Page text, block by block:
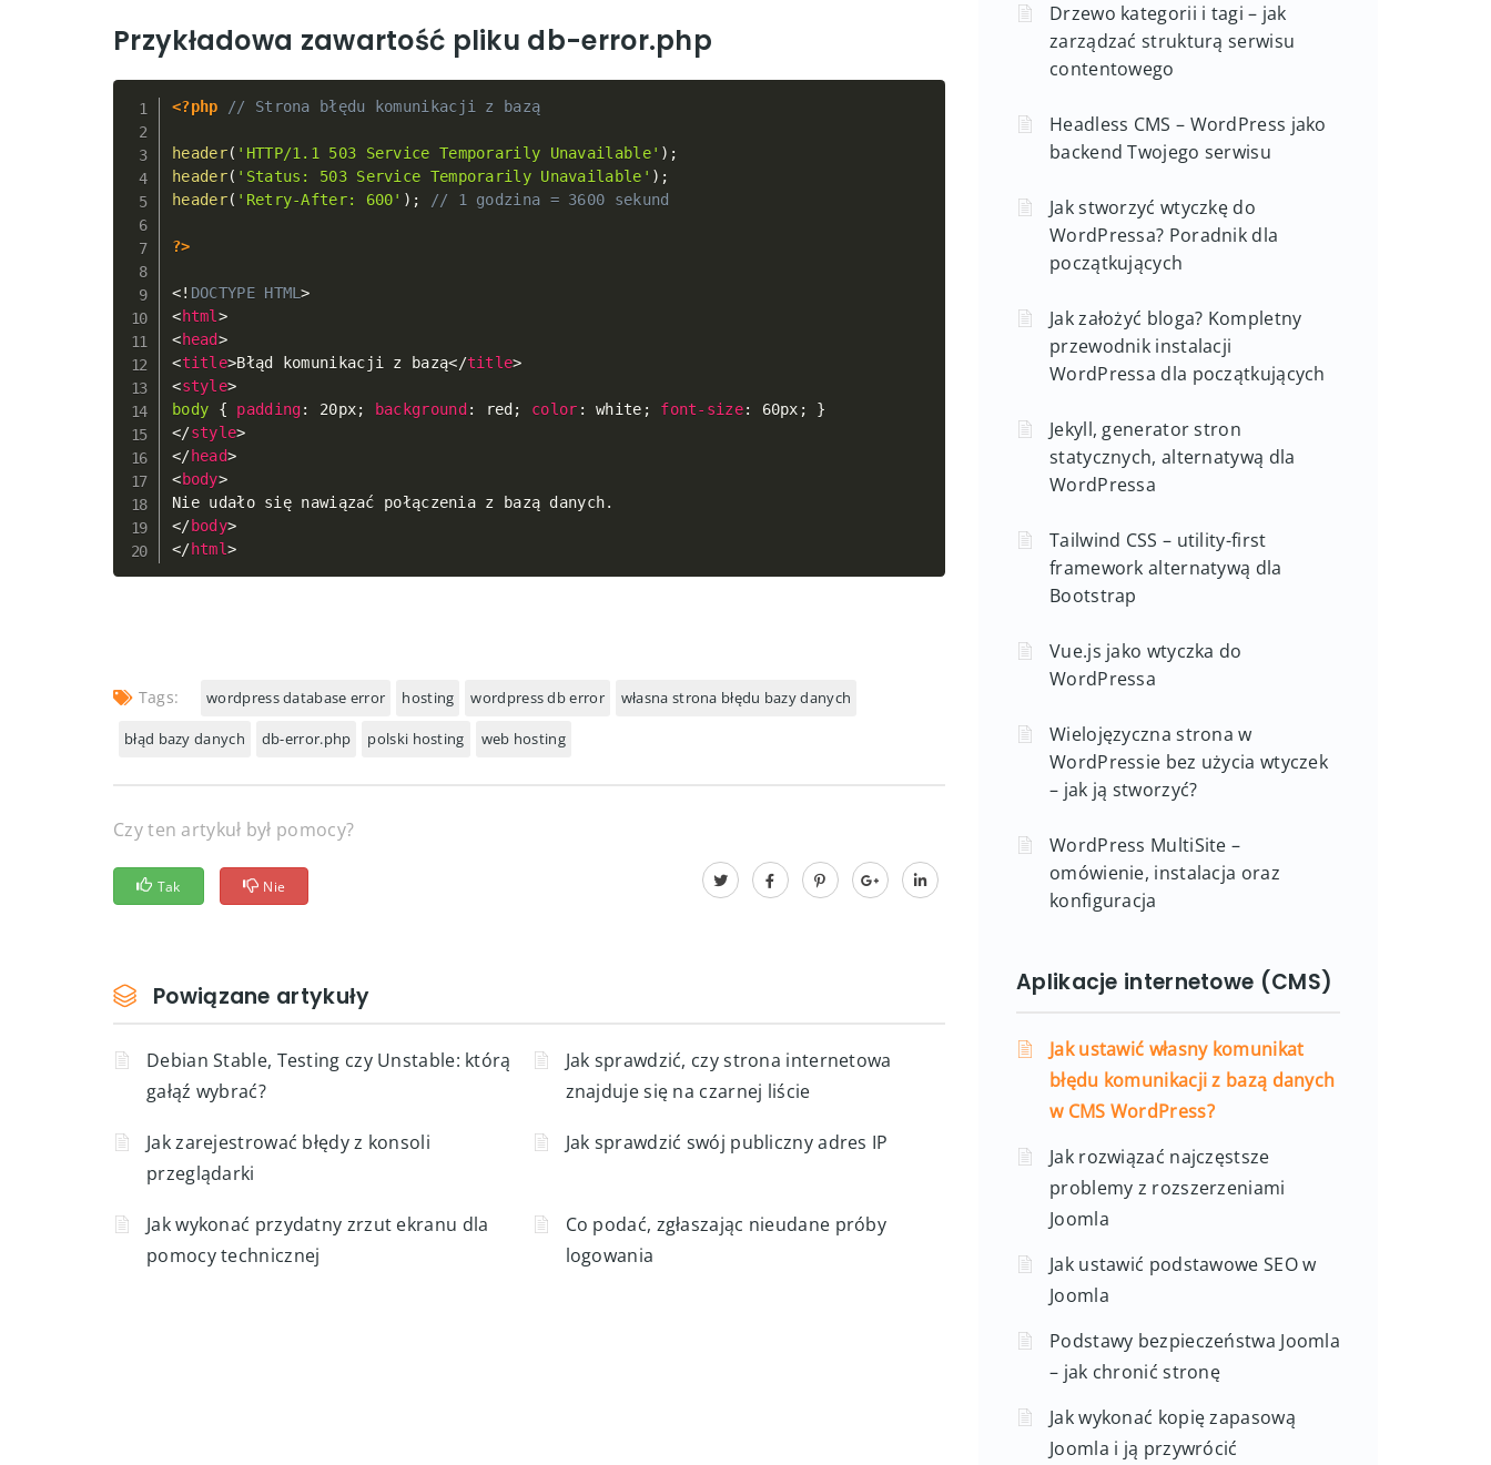
Przykładowa zawartość pliku db-error.php
<?php // Strona błędu komunikacji z bazą
header( 'HTTP/1.1 503 Service Temporarily Unavailable' ) ;
header( 'Status: 503 Service Temporarily Unavailable' ) ;
header( 'Retry-After: 600' ) ; // 1 godzina = 3600 sekund
?>
<! DOCTYPE HTML>
<html >
<head>
<title>Błąd komunikacji z bazą</title>
<style>
body
{ padding: 20px; background : red ; color : white ; font-size: 60px ;
}
</style>
</head>
<body>
</body>
</html>
Tags: wordpress database error hosting wordpress db error własna strona błędu bazy danych
błąd bazy danych db-error.php polski hosting web hosting
Czy ten artykuł był pomocy?
Tak Nie
Powiązane artykuły
Debian Stable, Testing czy Unstable: którą
gałąź wybrać?
Jak sprawdzić, czy strona internetowa
znajduje się na czarnej liście
Jak zarejestrować błędy z konsoli
przeglądarki
Jak sprawdzić swój publiczny adres IP
Jak wykonać przydatny zrzut ekranu dla
pomocy technicznej
Co podać, zgłaszając nieudane próby
logowania
Drzewo kategorii i tagi – jak
zarządzać strukturą serwisu
contentowego
Headless CMS – WordPress jako
backend Twojego serwisu
Jak stworzyć wtyczkę do
WordPressa? Poradnik dla
początkujących
Jak założyć bloga? Kompletny
przewodnik instalacji
WordPressa dla początkujących
Jekyll, generator stron
statycznych, alternatywą dla
WordPressa
Tailwind CSS – utility-first
framework alternatywą dla
Bootstrap
Vue.js jako wtyczka do
WordPressa
Wielojęzyczna strona w
WordPressie bez użycia wtyczek
– jak ją stworzyć?
WordPress MultiSite –
omówienie, instalacja oraz
konfiguracja
Aplikacje internetowe (CMS)
Jak ustawić własny komunikat
błędu komunikacji z bazą danych
w CMS WordPress?
Jak rozwiązać najczęstsze
problemy z rozszerzeniami
Joomla
Jak ustawić podstawowe SEO w
Joomla
Podstawy bezpieczeństwa Joomla
– jak chronić stronę
Jak wykonać kopię zapasową
Joomla i ją przywrócić